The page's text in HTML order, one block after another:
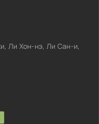
Ли Хон-нэ, Ли Сан-и,